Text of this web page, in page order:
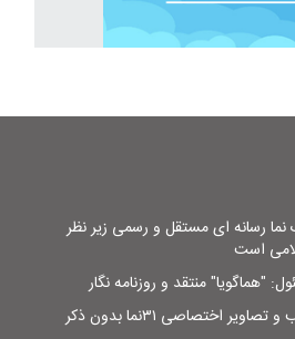
رسانه ای مستقل و رسمی زیر نظر
است
"هماگویا" منتقد و روزنامه نگار
استفاده از هریک از مطالب و تصاویر اختصاصی ۳۱نما بدون ذکر